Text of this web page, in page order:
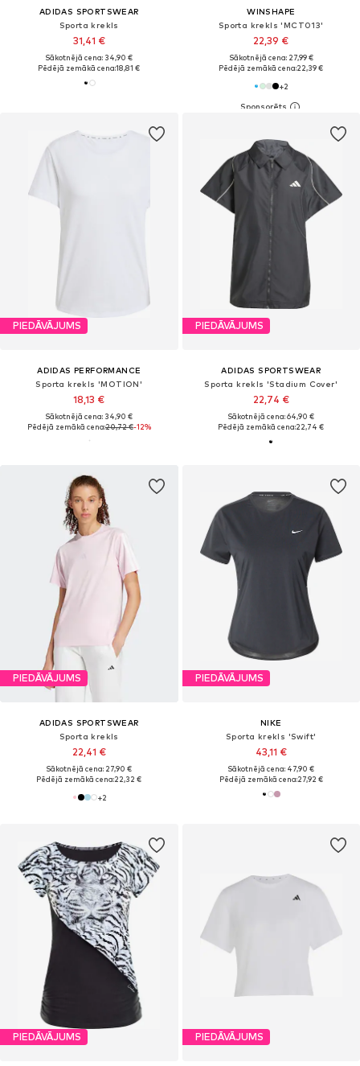
ADIDAS SPORTSWEAR
Sporta krekls
31,41 €
Sākotnējā cena: 34,90 €
Pēdējā zemākā cena:18,81 €
WINSHAPE
Sporta krekls 'MCT013'
22,39 €
Sākotnējā cena: 27,99 €
Pēdējā zemākā cena:22,39 €
+2
PIEDĀVĀJUMS
ADIDAS PERFORMANCE
Sporta krekls 'MOTION'
18,13 €
Sākotnējā cena: 34,90 €
Pēdējā zemākā cena:20,72 €-12%
PIEDĀVĀJUMS
ADIDAS SPORTSWEAR
Sporta krekls 'Stadium Cover'
22,74 €
Sākotnējā cena: 64,90 €
Pēdējā zemākā cena:22,74 €
PIEDĀVĀJUMS
ADIDAS SPORTSWEAR
Sporta krekls
22,41 €
Sākotnējā cena: 27,90 €
Pēdējā zemākā cena:22,32 €
+2
PIEDĀVĀJUMS
NIKE
Sporta krekls 'Swift'
43,11 €
Sākotnējā cena: 47,90 €
Pēdējā zemākā cena:27,92 €
PIEDĀVĀJUMS PIEDĀVĀJUMS